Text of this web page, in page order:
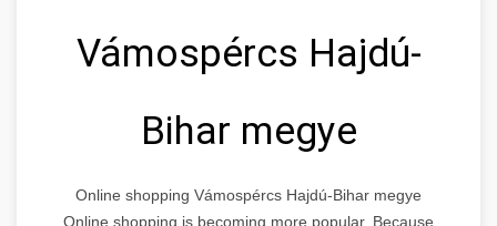
Vámospércs Hajdú-
Bihar megye
Online shopping Vámospércs Hajdú-Bihar megye
Online shopping is becoming more popular. Because